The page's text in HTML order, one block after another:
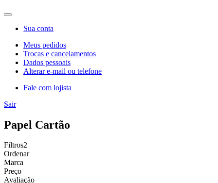
Sua conta
Meus pedidos
Trocas e cancelamentos
Dados pessoais
Alterar e-mail ou telefone
Fale com lojista
Sair
Papel Cartão
Filtros2
Ordenar
Marca
Preço
Avaliação